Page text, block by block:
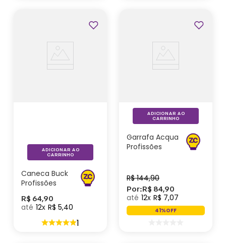
Caneca Buck
Profissões
Zonacriativa
R$ 64,90
12 R$ 5,40
1
ADICIONAR AO
CARRINHO
Garrafa Acqua
Profissões
R$ 144,90
Por:R$ 84,90
12 R$ 7,07
41%OFF
ADICIONAR AO
CARRINHO